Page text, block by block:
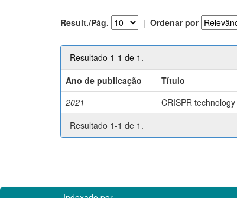
Result./Pág. | Ordenar por
Resultado 1-1 de 1.
Ano de publicação
Título
2021
CRISPR
Resultado 1-1 de 1.